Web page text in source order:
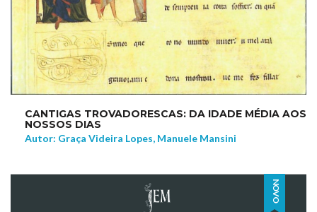
CANTIGAS TROVADORESCAS: DA IDADE MÉDIA AOS
NOSSOS DIAS
Autor: Graça Videira Lopes, Manuele Mansini
NOVO